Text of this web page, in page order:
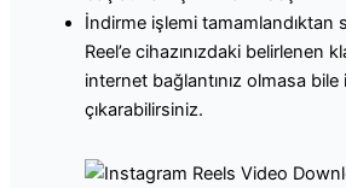
İndirme işlemi tamamlandıktan
Reel’e cihazınızdaki belirlenen
internet bağlantınız olmasa
çıkarabilirsiniz.